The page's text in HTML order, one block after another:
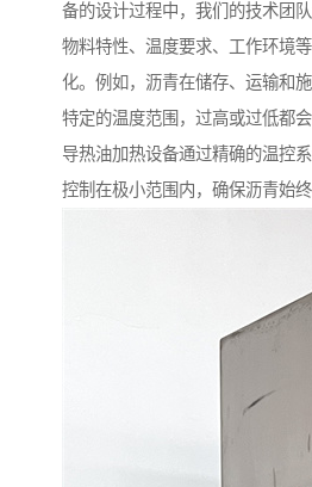
备的设计过程中，我们的技术团
物料特性、温度要求、工作环境
化。例如，沥青在储存、运输和
特定的温度范围，过高或过低都
导热油加热设备通过精确的温控
控制在极小范围内，确保沥青始